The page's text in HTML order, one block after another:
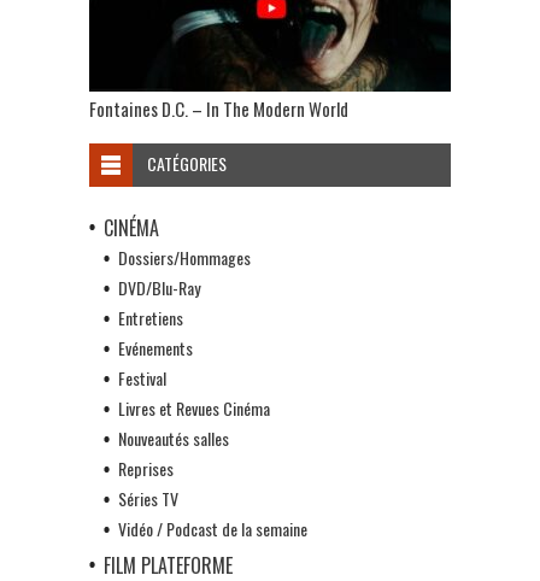
Fontaines D.C. – In The Modern World
CATÉGORIES
CINÉMA
Dossiers/Hommages
DVD/Blu-Ray
Entretiens
Evénements
Festival
Livres et Revues Cinéma
Nouveautés salles
Reprises
Séries TV
Vidéo / Podcast de la semaine
FILM PLATEFORME